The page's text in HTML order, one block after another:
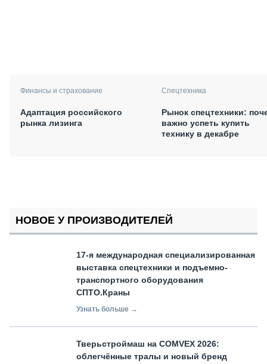
Финансы и страхование
Адаптация российского
рынка лизинга
Спецтехника
Рынок спецтехники:
важно успеть купить
технику в декабре
НОВОЕ У ПРОИЗВОДИТЕЛЕЙ
17-я международная специализированная
выставка спецтехники и подъемно-
транспортного оборудования
СПТО.Краны
Узнать больше →
Тверьстроймаш на COMVEX 2026:
облегчённые тралы и новый бренд